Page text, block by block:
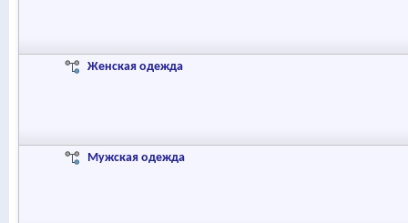
Женская одежда
Мужская одежда